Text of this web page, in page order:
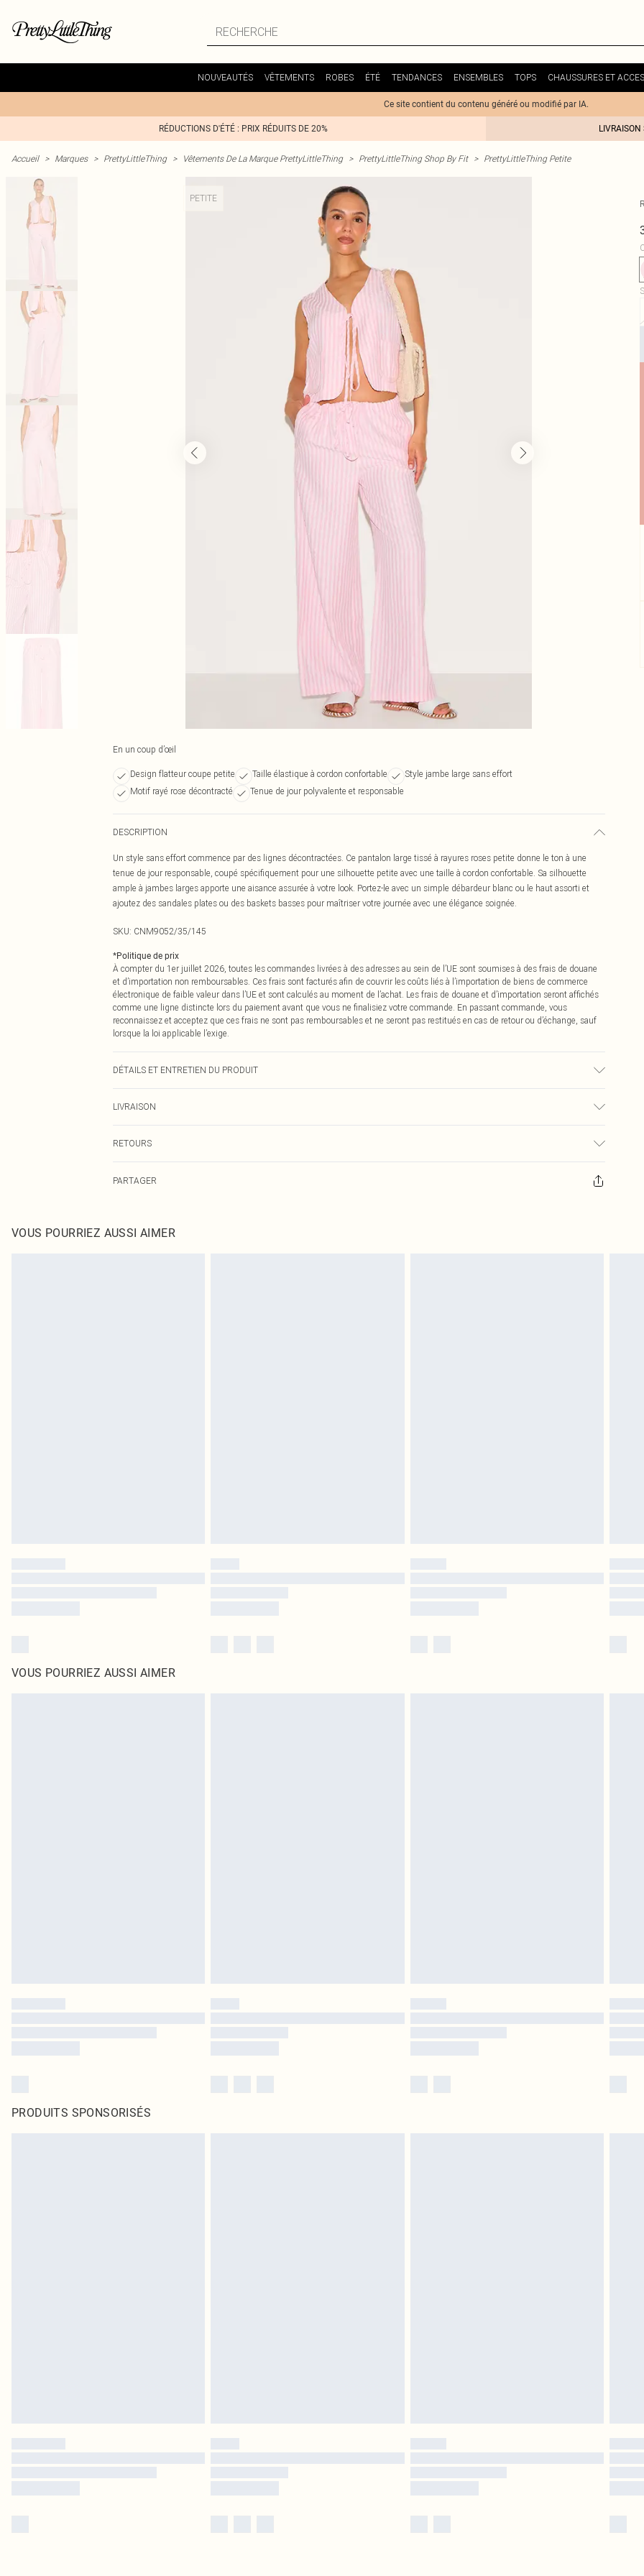
NOUVEAUTÉS VÊTEMENTS ROBES ÉTÉ TENDANCES ENSEMBLES TOPS CHAUSSURES ET
Ce site contient du contenu généré ou modifié par IA.
RÉDUCTIONS D'ÉTÉ : PRIX RÉDUITS DE 20%
Accueil > Marques > PrettyLittleThing > Vêtements De La Marque PrettyLittleThing > PrettyLittleThing Shop By Fit > PrettyLittleThing Petite
PETITE
En un coup d’œil
Design flatteur coupe petite Taille élastique à cordon confortable
Style jambe large sans effort
Motif rayé rose décontracté
Tenue de jour polyvalente et responsable
DESCRIPTION
Un style sans effort commence par des lignes décontractées. Ce pantalon large tissé à rayures roses petite donne le ton à une
tenue de jour responsable, coupé spécifiquement pour une silhouette petite avec une taille à cordon confortable. Sa silhouette
ample à jambes larges apporte une aisance assurée à votre look. Portez-le avec un simple débardeur blanc ou le haut assorti et
ajoutez des sandales plates ou des baskets basses pour maîtriser votre journée avec une élégance soignée.
SKU: CNM9052/35/145
*Politique de prix
À compter du 1er juillet 2026, toutes les commandes livrées à des adresses au sein de l’UE sont soumises à des frais de douane
et d’importation non remboursables. Ces frais sont facturés afin de couvrir les coûts liés à l’importation de biens de commerce
électronique de faible valeur dans l’UE et sont calculés au moment de l’achat. Les frais de douane et d’importation seront affichés
comme une ligne distincte lors du paiement avant que vous ne finalisiez votre commande. En passant commande, vous
reconnaissez et acceptez que ces frais ne sont pas remboursables et ne seront pas restitués en cas de retour ou d’échange, sauf
lorsque la loi applicable l’exige.
DÉTAILS ET ENTRETIEN DU PRODUIT
LIVRAISON
€7.99
RETOURS
Veuillez noter que nous ne pouvons pas rembourser les masques tendance, les cosmétiques, les bijoux pour piercings, les jouets
également être essayées en intérieur. Les articles pour la maison, y compris le linge de lit, les matelas, les surmatelas et les
PARTAGER
VOUS POURRIEZ AUSSI AIMER
VOUS POURRIEZ AUSSI AIMER
PRODUITS SPONSORISÉS